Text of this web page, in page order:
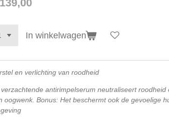
In winkelwagen
en verlichting van roodheid
antirimpelserum neutraliseert roodheid
oogwenk. Bonus: Het beschermt ook de gevoelige